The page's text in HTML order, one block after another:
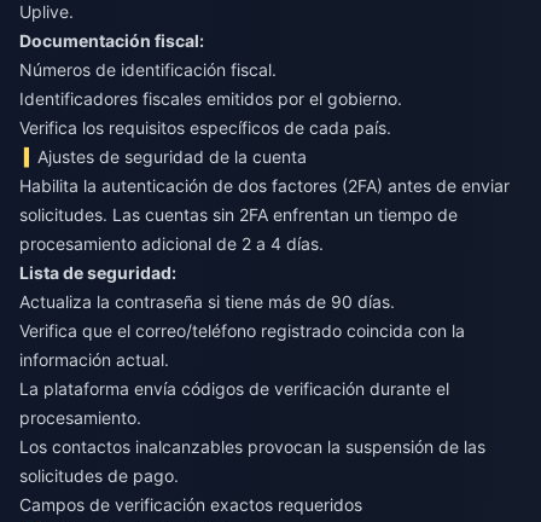
Uplive.
Documentación fiscal:
Números de identificación fiscal.
Identificadores fiscales emitidos por el gobierno.
Verifica los requisitos específicos de cada país.
Ajustes de seguridad de la cuenta
Habilita la autenticación de dos factores (2FA) antes de enviar
solicitudes. Las cuentas sin 2FA enfrentan un tiempo de
procesamiento adicional de 2 a 4 días.
Lista de seguridad:
Actualiza la contraseña si tiene más de 90 días.
Verifica que el correo/teléfono registrado coincida con la
información actual.
La plataforma envía códigos de verificación durante el
procesamiento.
Los contactos inalcanzables provocan la suspensión de las
solicitudes de pago.
Campos de verificación exactos requeridos